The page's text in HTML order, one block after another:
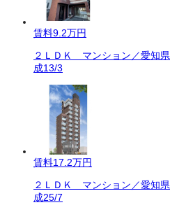
賃料9.2万円
２ＬＤＫ マンション／愛知
成13/3
賃料17.2万円
２ＬＤＫ マンション／愛知
成25/7